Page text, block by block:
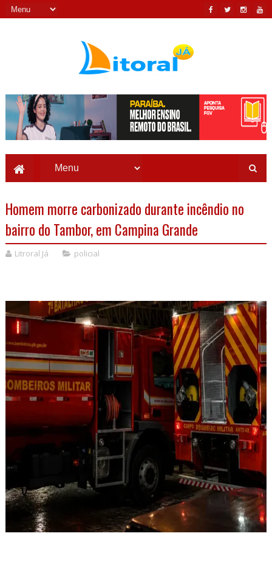
Homem morre carbonizado durante incêndio no
bairro do Tambor, em Campina Grande
Litroral Já policial